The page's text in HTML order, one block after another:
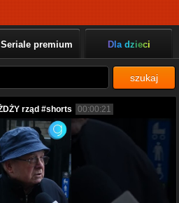
Seriale premium Dla dzieci
szukaj
rząd #shorts 00:00:21